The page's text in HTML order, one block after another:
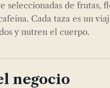
seleccionadas de frutas,
Cada taza es un
y nutren el cuerpo.
negocio